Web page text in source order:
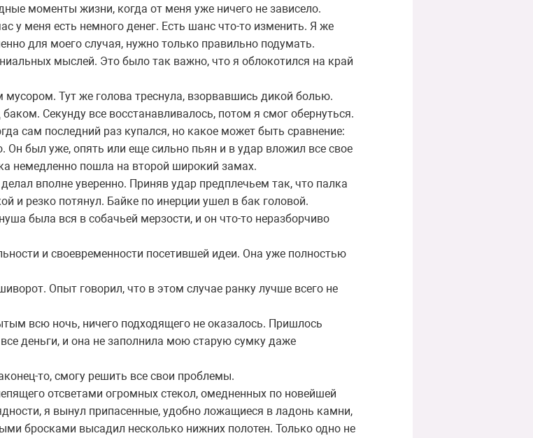
моменты жизни, когда от меня уже ничего не зависело.
у меня есть немного денег. Есть шанс что-то изменить. Я же
для моего случая, нужно только правильно подумать.
мыслей. Это было так важно, что я облокотился на край
Тут же голова треснула, взорвавшись дикой болью.
Секунду все восстанавливалось, потом я смог обернуться.
сам последний раз купался, но какое может быть сравнение:
Он был уже, опять или еще сильно пьян и в удар вложил все свое
немедленно пошла на второй широкий замах.
вполне уверенно. Приняв удар предплечьем так, что палка
и резко потянул. Байке по инерции ушел в бак головой.
была вся в собачьей мерзости, и он что-то неразборчиво
и своевременности посетившей идеи. Она уже полностью
Опыт говорил, что в этом случае ранку лучше всего не
всю ночь, ничего подходящего не оказалось. Пришлось
деньги, и она не заполнила мою старую сумку даже
то, смогу решить все свои проблемы.
отсветами огромных стекол, омедненных по новейшей
я вынул припасенные, удобно ложащиеся в ладонь камни,
бросками высадил несколько нижних полотен. Только одно не